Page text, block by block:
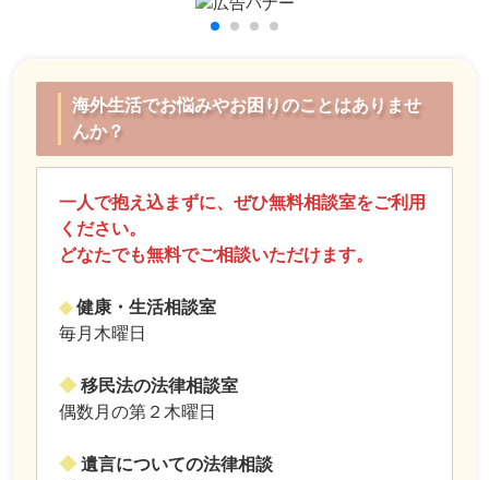
海外生活でお悩みやお困りのことはありませ
んか？
一人で抱え込まずに、ぜひ無料相談室をご利用
ください。
どなたでも無料でご相談いただけます。
◆健康・生活相談室
毎月木曜日
◆移民法の法律相談室
偶数月の第２木曜日
◆遺言についての法律相談